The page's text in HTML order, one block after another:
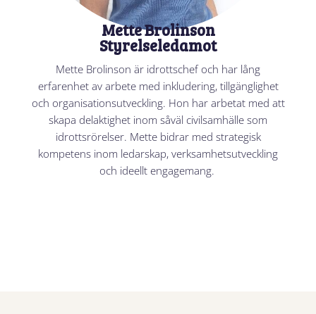
Mette Brolinson
Styrelseledamot
Mette Brolinson är idrottschef och har lång
erfarenhet av arbete med inkludering, tillgänglighet
och organisationsutveckling. Hon har arbetat med att
skapa delaktighet inom såväl civilsamhälle som
idrottsrörelser. Mette bidrar med strategisk
kompetens inom ledarskap, verksamhetsutveckling
och ideellt engagemang.